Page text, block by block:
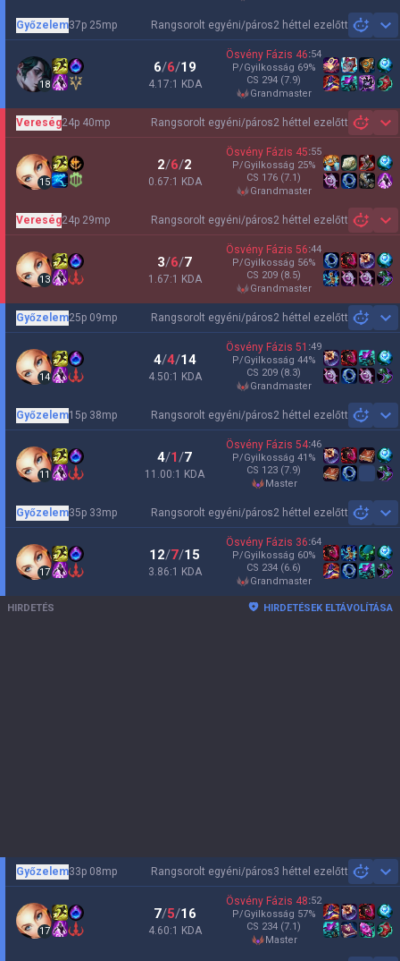
Rangsorolt egyéni/páros2 héttel ezelőtt
Győzelem37p 25mp
18
6/6/19
4.17:1 KDA
Ösvény Fázis 46:54
P/Gyilkosság 69%
CS 294 (7.9)
grandmaster
Rangsorolt egyéni/páros2 héttel ezelőtt
Vereség24p 40mp
15
2/6/2
0.67:1 KDA
Ösvény Fázis 45:55
P/Gyilkosság 25%
CS 176 (7.1)
grandmaster
Rangsorolt egyéni/páros2 héttel ezelőtt
Vereség24p 29mp
13
3/6/7
1.67:1 KDA
Ösvény Fázis 56:44
P/Gyilkosság 56%
CS 209 (8.5)
grandmaster
Rangsorolt egyéni/páros2 héttel ezelőtt
Győzelem25p 09mp
14
4/4/14
4.50:1 KDA
Ösvény Fázis 51 :49
P/Gyilkosság 44%
CS 209 (8.3)
grandmaster
Rangsorolt egyéni/páros2 héttel ezelőtt
Győzelem15p 38mp
11
4/1/7
11.00:1 KDA
Ösvény Fázis 54:46
P/Gyilkosság 41 %
CS 123 (7.9)
master
Rangsorolt egyéni/páros2 héttel ezelőtt
Győzelem35p 33mp
17
12/7/15
3.86:1 KDA
Ösvény Fázis 36:64
P/Gyilkosság 60%
CS 234 (6.6)
grandmaster
HIRDETÉS HIRDETÉSEK ELTÁVOLÍTÁSA
Rangsorolt egyéni/páros3 héttel ezelőtt
Győzelem33p 08mp
17
7/5/16
4.60:1 KDA
Ösvény Fázis 48:52
P/Gyilkosság 57%
CS 234 (7.1)
master